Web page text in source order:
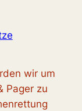
wir um
Pager zu